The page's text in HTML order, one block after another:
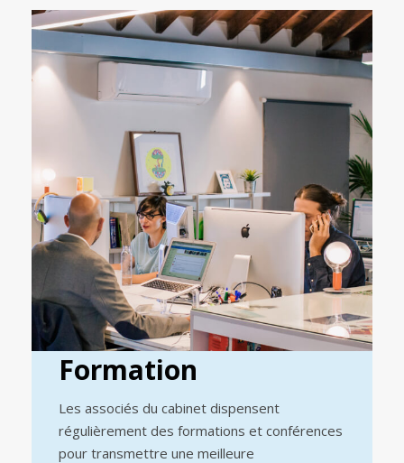
Formation
Les associés du cabinet dispensent
régulièrement des formations et conférences
pour transmettre une meilleure